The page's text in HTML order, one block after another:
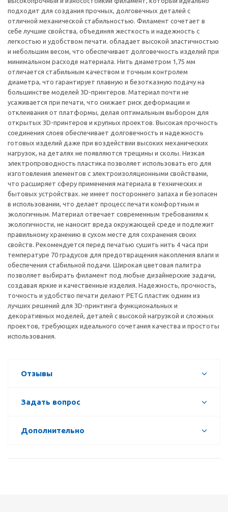
подходит для создания прочных, долговечных деталей с
отличной механической стабильностью. Филамент сочетает в
себе лучшие свойства, объединяя жесткость и надежность с
легкостью и удобством печати. обладает высокой эластичностью
и небольшим весом, что обеспечивает долговечность изделий при
минимальном расходе материала. Нить диаметром 1,75 мм
отличается стабильным качеством и точным контролем
диаметра, что гарантирует плавную и безотказную подачу на
большинстве моделей 3D-принтеров. Материал почти не
усаживается при печати, что снижает риск деформации и
отклеивания от платформы, делая оптимальным выбором для
открытых 3D-принтеров и крупных проектов. Высокая прочность
соединения слоев обеспечивает долговечность и надежность
готовых изделий даже при воздействии высоких механических
нагрузок, на деталях не появляются трещины и сколы. Низкая
электропроводность пластика позволяет использовать его для
изготовления элементов с электроизоляционными свойствами,
что расширяет сферу применения материала в технических и
бытовых устройствах. не имеет постороннего запаха и безопасен
в использовании, что делает процесс печати комфортным и
экологичным. Материал отвечает современным требованиям к
экологичности, не наносит вреда окружающей среде и подлежит
правильному хранению в сухом месте для сохранения своих
свойств. Рекомендуется перед печатью сушить нить 4 часа при
температуре 70 градусов для предотвращения накопления влаги и
обеспечения стабильной подачи. Широкая цветовая палитра
позволяет выбирать филамент под любые дизайнерские задачи,
создавая яркие и качественные изделия. Надежность, прочность,
точность и удобство печати делают PETG пластик одним из
лучших решений для 3D-принтинга функциональных и
декоративных моделей, деталей с высокой нагрузкой и сложных
проектов, требующих идеального сочетания качества и простоты
использования.
Отзывы
Задать вопрос
Дополнительно